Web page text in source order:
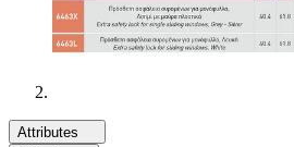
Attributes